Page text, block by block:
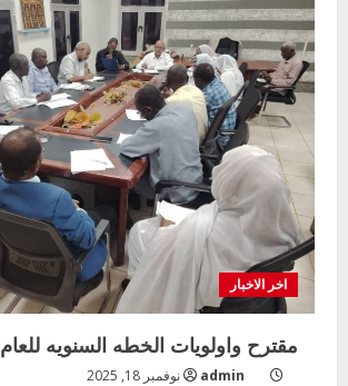
المرحلة
الثانوية
ولاية
الجزيرة
تلبي
نداء
الاسننفار
والتعبئة
العامة
المستنفربن
اخر الاخبار
مقترح واولويات الخطه السنويه للعام 2026م
admin نوفمبر 18, 2025